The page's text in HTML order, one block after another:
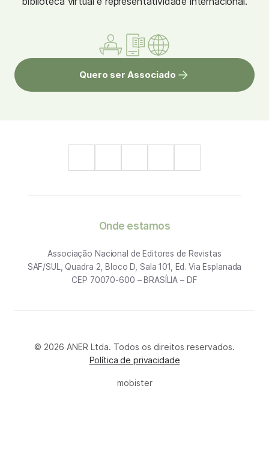
Quero ser Associado
Onde estamos
Associação Nacional de Editores de Revistas
SAF/SUL, Quadra 2, Bloco D, Sala 101, Ed. Via Esplanada
CEP 70070-600 – BRASÍLIA – DF
© 2026 ANER Ltda. Todos os direitos reservados.
Política de privacidade
mobister